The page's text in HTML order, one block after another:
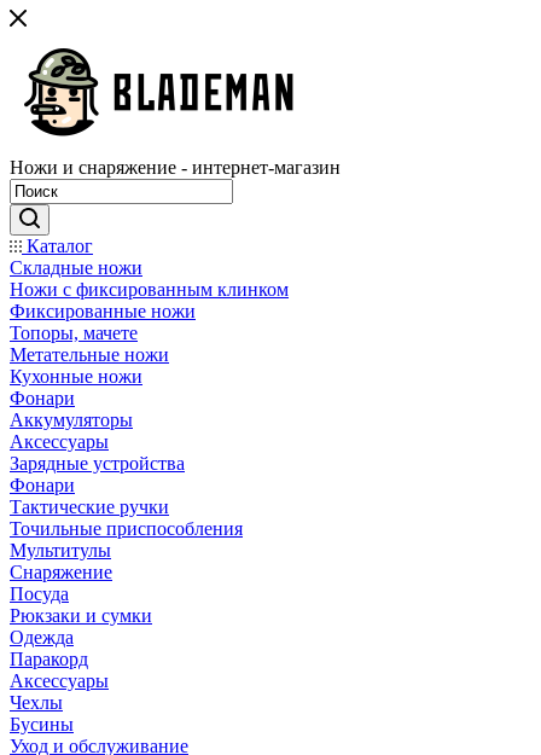
Ножи и снаряжение - интернет-магазин
Каталог
Складные ножи
Ножи с фиксированным клинком
Фиксированные ножи
Топоры, мачете
Метательные ножи
Кухонные ножи
Фонари
Аккумуляторы
Аксессуары
Зарядные устройства
Фонари
Тактические ручки
Точильные приспособления
Мультитулы
Снаряжение
Посуда
Рюкзаки и сумки
Одежда
Паракорд
Аксессуары
Чехлы
Бусины
Уход и обслуживание